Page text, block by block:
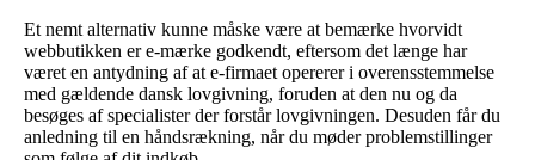
Et nemt alternativ kunne måske være at bemærke hvorvidt
webbutikken er e-mærke godkendt, eftersom det længe har
været en antydning af at e-firmaet opererer i overensstemmelse
med gældende dansk lovgivning, foruden at den nu og da
besøges af specialister der forstår lovgivningen. Desuden får du
anledning til en håndsrækning, når du møder problemstillinger